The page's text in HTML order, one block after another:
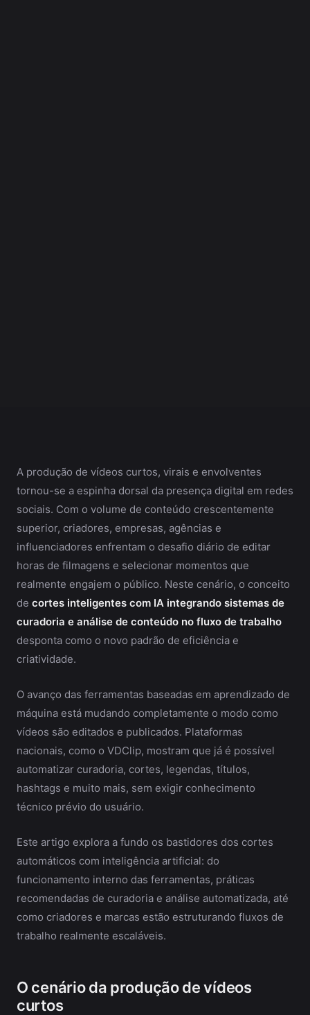
A produção de vídeos curtos, virais e envolventes
tornou-se a espinha dorsal da presença digital em redes
sociais. Com o volume de conteúdo crescentemente
superior, criadores, empresas, agências e
influenciadores enfrentam o desafio diário de editar
horas de filmagens e selecionar momentos que
realmente engajem o público. Neste cenário, o conceito
de cortes inteligentes com IA integrando sistemas de
curadoria e análise de conteúdo no fluxo de trabalho
desponta como o novo padrão de eficiência e
criatividade.
O avanço das ferramentas baseadas em aprendizado de
máquina está mudando completamente o modo como
vídeos são editados e publicados. Plataformas
nacionais, como o VDClip, mostram que já é possível
automatizar curadoria, cortes, legendas, títulos,
hashtags e muito mais, sem exigir conhecimento
técnico prévio do usuário.
Este artigo explora a fundo os bastidores dos cortes
automáticos com inteligência artificial: do
funcionamento interno das ferramentas, práticas
recomendadas de curadoria e análise automatizada, até
como criadores e marcas estão estruturando fluxos de
trabalho realmente escaláveis.
O cenário da produção de vídeos
curtos